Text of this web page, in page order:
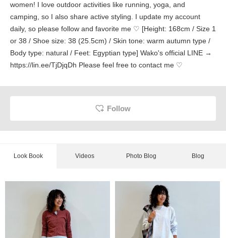
women! I love outdoor activities like running, yoga, and
camping, so I also share active styling. I update my account
daily, so please follow and favorite me ♡ [Height: 168cm / Size 1
or 38 / Shoe size: 38 (25.5cm) / Skin tone: warm autumn type /
Body type: natural / Feet: Egyptian type] Wako's official LINE →
https://lin.ee/TjDjqDh Please feel free to contact me ♡
Follow
Look Book Videos Photo Blog Blog